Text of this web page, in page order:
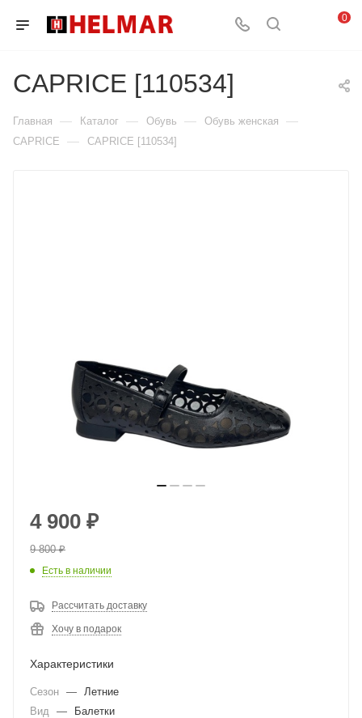
0
CAPRICE [110534]
Главная — Каталог — Обувь — Обувь женская —
CAPRICE — CAPRICE [110534]
4 900 ₽
9 800₽
Есть в наличии
Рассчитать доставку
Хочу в подарок
Характеристики
Сезон —
Летние
Вид
—
Балетки